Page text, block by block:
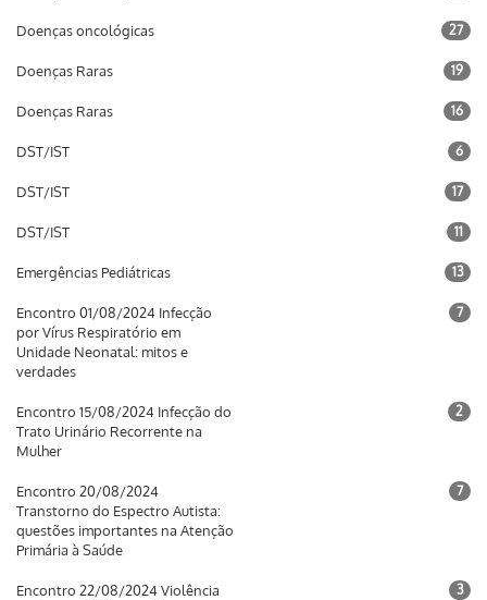
Doenças oncológicas 27
Doenças Raras 19
Doenças Raras 16
DST/IST 6
DST/IST 17
DST/IST 11
Emergências Pediátricas 13
Encontro 01/08/2024 Infecção
por Vírus Respiratório em
Unidade Neonatal: mitos e
verdades
7
Encontro 15/08/2024 Infecção do
Trato Urinário Recorrente na
Mulher
2
Encontro 20/08/2024
Transtorno do Espectro Autista:
questões importantes na Atenção
Primária à Saúde
7
Encontro 22/08/2024 Violência
3